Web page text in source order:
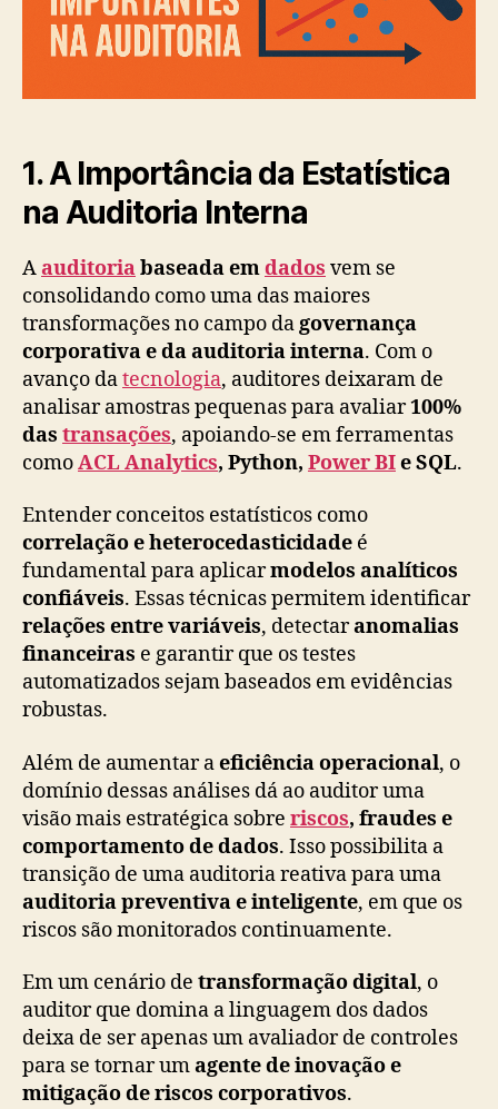
em
Dados
1. A Importância da Estatística
na Auditoria Interna
A auditoriabaseada emdados vem se
consolidando como uma das maiores
transformações no campo dagovernança
corporativa e da auditoria interna. Com o
avanço datecnologia, auditores deixaram de
analisar amostras pequenas para avaliar100%
das transações, apoiando-se em ferramentas
comoACL Analytics, Python, Power BIe SQL.
Entender conceitos estatísticos como
correlação e heterocedasticidade é
fundamental para aplicarmodelos analíticos
confiáveis. Essas técnicas permitem identificar
relações entre variáveis, detectaranomalias
financeiras e garantir que os testes
automatizados sejam baseados em evidências
robustas.
Além de aumentar aeficiência operacional, o
domínio dessas análises dá ao auditor uma
visão mais estratégica sobre riscos, fraudes e
comportamento de dados. Isso possibilita a
transição de uma auditoria reativa para uma
auditoria preventiva e inteligente, em que os
riscos são monitorados continuamente.
Em um cenário de transformação digital, o
auditor que domina a linguagem dos dados
deixa de ser apenas um avaliador de controles
para se tornar umagente de inovação e
mitigação de riscos corporativos.